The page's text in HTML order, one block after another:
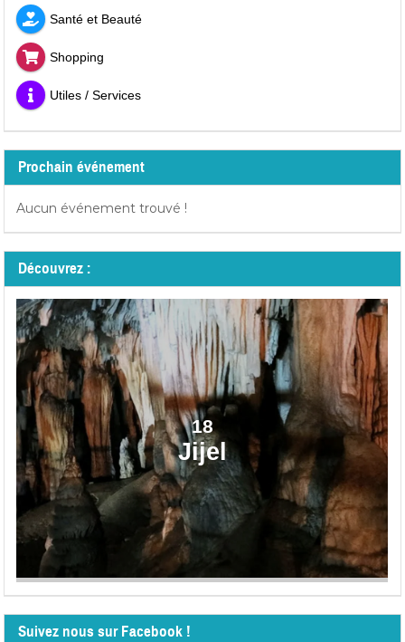
Santé et Beauté
Shopping
Utiles / Services
Prochain événement
Aucun événement trouvé !
Découvrez :
18
Jijel
Suivez nous sur Facebook !